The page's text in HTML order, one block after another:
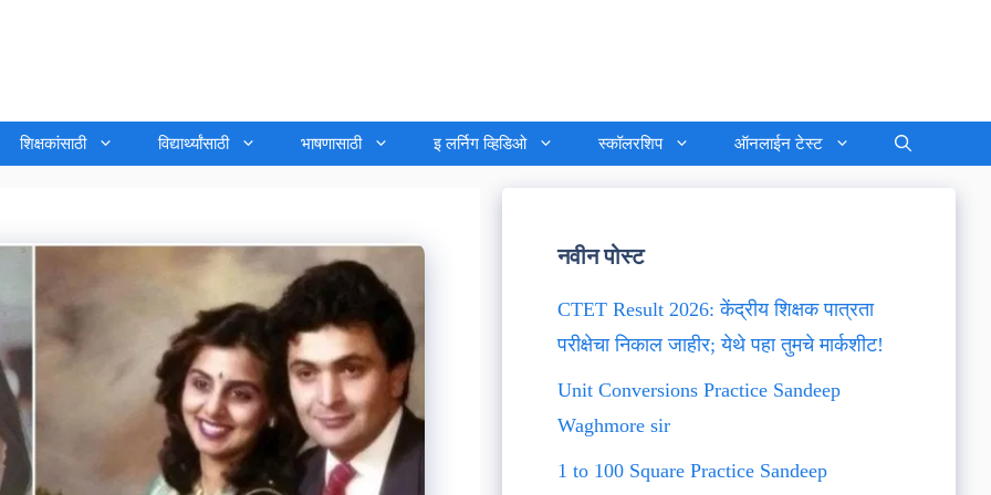
शिक्षकांसाठी विद्यार्थ्यांसाठी भाषणासाठी इ लर्निग व्हिडिओ स्कॉलरशिप ऑनलाईन टेस्ट
नवीन पोस्ट
CTET Result 2026: केंद्रीय शिक्षक पात्रता
परीक्षेचा निकाल जाहीर; येथे पहा तुमचे मार्कशीट!
Unit Conversions Practice Sandeep
Waghmore sir
1 to 100 Square Practice Sandeep